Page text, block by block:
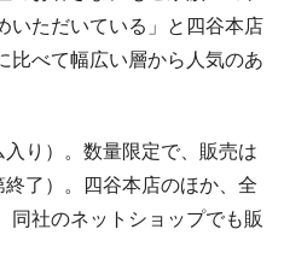
いただいている」と四谷本店
比べて幅広い層から人気のあ
り）。数量限定で、販売は
了）。四谷本店のほか、全
同社のネットショップでも販